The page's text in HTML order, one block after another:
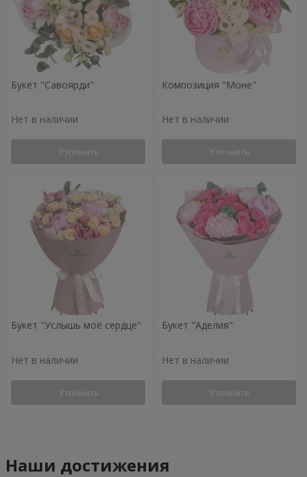
Букет "Савоярди"
Нет в наличии
Уточнить
Композиция "Моне"
Нет в наличии
Уточнить
Букет "Услышь моё сердце"
Нет в наличии
Уточнить
Букет "Аделия"
Нет в наличии
Уточнить
Наши достижения